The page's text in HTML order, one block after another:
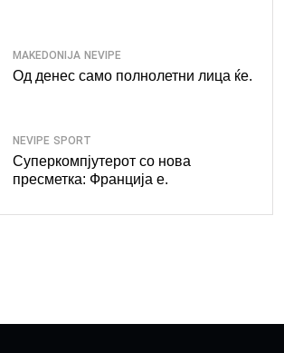
MAKEDONIJA NEVIPE
Од денес само полнолетни лица ќе.
NEVIPE SPORT
Суперкомпјутерот со нова
пресметка: Франција е.